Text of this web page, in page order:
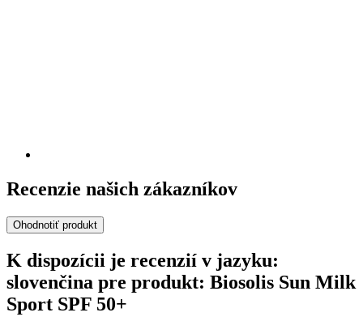
Recenzie našich zákazníkov
Ohodnotiť produkt
K dispozícii je recenzií v jazyku:
slovenčina pre produkt: Biosolis Sun Milk
Sport SPF 50+